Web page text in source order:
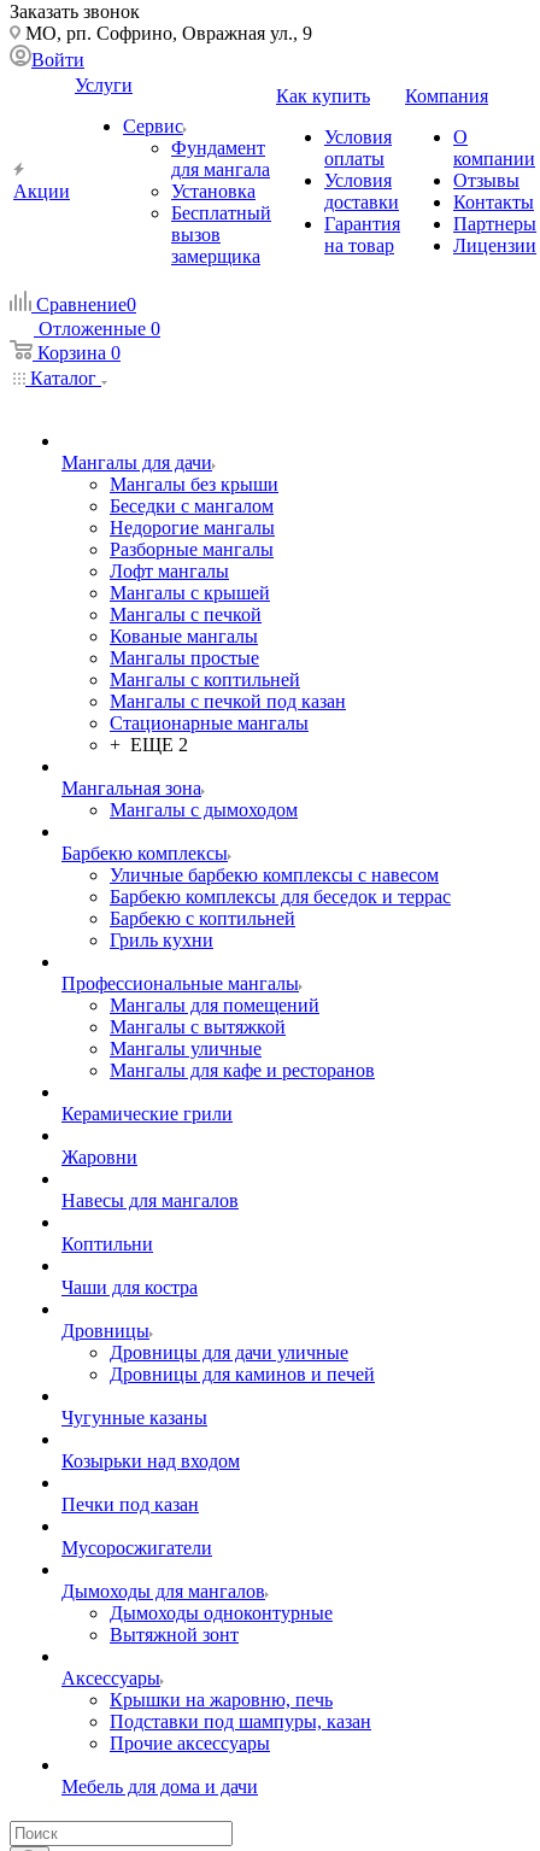
Заказать звонок
МО, рп. Софрино, Овражная ул., 9
Войти
Акции
Услуги
Сервис
Фундамент
для мангала
Установка
Бесплатный
вызов
замерщика
Как купить
Условия
оплаты
Условия
доставки
Гарантия
на товар
Компания
О
компании
Отзывы
Контакты
Партнеры
Лицензии
Сравнение0
Отложенные 0
Корзина 0
Каталог
Мангалы для дачи
Мангалы без крыши
Беседки с мангалом
Недорогие мангалы
Разборные мангалы
Лофт мангалы
Мангалы с крышей
Мангалы с печкой
Кованые мангалы
Мангалы простые
Мангалы с коптильней
Мангалы с печкой под казан
Стационарные мангалы
+ ЕЩЕ 2
Мангальная зона
Мангалы с дымоходом
Барбекю комплексы
Уличные барбекю комплексы с навесом
Барбекю комплексы для беседок и террас
Барбекю с коптильней
Гриль кухни
Профессиональные мангалы
Мангалы для помещений
Мангалы с вытяжкой
Мангалы уличные
Мангалы для кафе и ресторанов
Керамические грили
Жаровни
Навесы для мангалов
Коптильни
Чаши для костра
Дровницы
Дровницы для дачи уличные
Дровницы для каминов и печей
Чугунные казаны
Козырьки над входом
Печки под казан
Мусоросжигатели
Дымоходы для мангалов
Дымоходы одноконтурные
Вытяжной зонт
Аксессуары
Крышки на жаровню, печь
Подставки под шампуры, казан
Прочие аксессуары
Мебель для дома и дачи